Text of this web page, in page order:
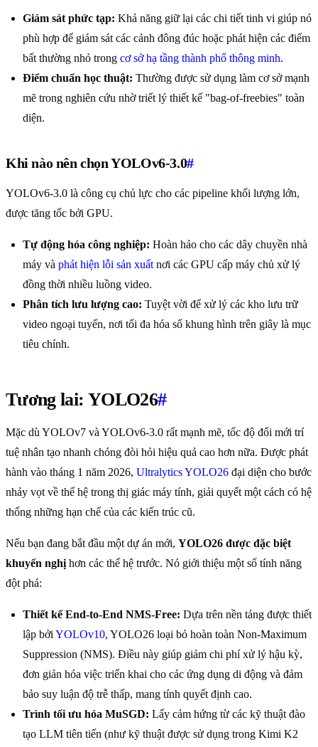
Giám sát phức tạp: Khả năng giữ lại các chi tiết tinh vi giúp nó
phù hợp để giám sát các cảnh đông đúc hoặc phát hiện các điểm
bất thường nhỏ trong cơ sở hạ tầng thành phố thông minh.
Điểm chuẩn học thuật: Thường được sử dụng làm cơ sở mạnh
mẽ trong nghiên cứu nhờ triết lý thiết kế "bag-of-freebies" toàn
diện.
Khi nào nên chọn YOLOv6-3.0#
YOLOv6-3.0 là công cụ chủ lực cho các pipeline khối lượng lớn,
được tăng tốc bởi GPU.
Tự động hóa công nghiệp: Hoàn hảo cho các dây chuyền nhà
máy và phát hiện lỗi sản xuất nơi các GPU cấp máy chủ xử lý
đồng thời nhiều luồng video.
Phân tích lưu lượng cao: Tuyệt vời để xử lý các kho lưu trữ
video ngoại tuyến, nơi tối đa hóa số khung hình trên giây là mục
tiêu chính.
Tương lai: YOLO26#
Mặc dù YOLOv7 và YOLOv6-3.0 rất mạnh mẽ, tốc độ đổi mới trí
tuệ nhân tạo nhanh chóng đòi hỏi hiệu quả cao hơn nữa. Được phát
hành vào tháng 1 năm 2026, Ultralytics YOLO26 đại diện cho bước
nhảy vọt về thế hệ trong thị giác máy tính, giải quyết một cách có hệ
thống những hạn chế của các kiến trúc cũ.
Nếu bạn đang bắt đầu một dự án mới, YOLO26 được đặc biệt
khuyến nghị hơn các thế hệ trước. Nó giới thiệu một số tính năng
đột phá:
Thiết kế End-to-End NMS-Free: Dựa trên nền tảng được thiết
lập bởi YOLOv10, YOLO26 loại bỏ hoàn toàn Non-Maximum
Suppression (NMS). Điều này giúp giảm chi phí xử lý hậu kỳ,
đơn giản hóa việc triển khai cho các ứng dụng di động và đảm
bảo suy luận độ trễ thấp, mang tính quyết định cao.
Trình tối ưu hóa MuSGD: Lấy cảm hứng từ các kỹ thuật đào
tạo LLM tiên tiến (như kỹ thuật được sử dụng trong Kimi K2